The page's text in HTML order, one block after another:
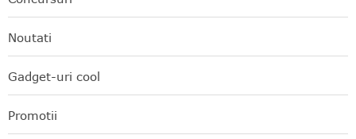
Noutati
Gadget-uri cool
Promotii